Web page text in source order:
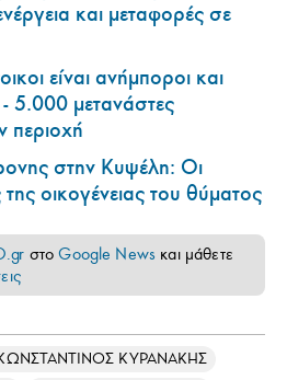
και μεταφορές σε
είναι ανήμποροι και
5.000 μετανάστες
περιοχή
στην Κυψέλη: Οι
οικογένειας του θύματος
στοGoogle News και μάθετε
ΚΥΡΑΝΑΚΗΣ